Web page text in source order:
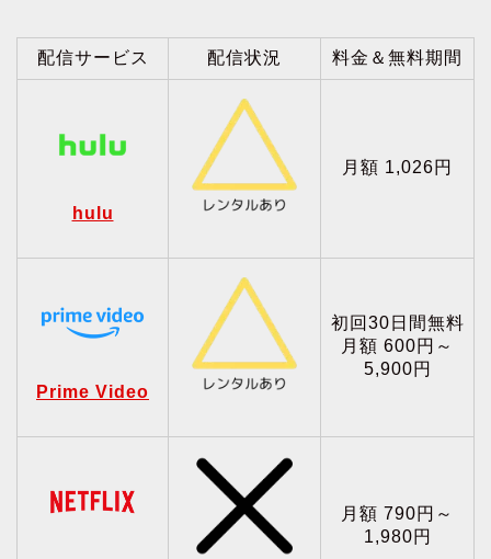
配信サービス 配信状況 料金＆無料期間
hulu
月額 1,026円
Prime Video
初回30日間無料
月額 600円～
5,900円
月額 790円～
1,980円